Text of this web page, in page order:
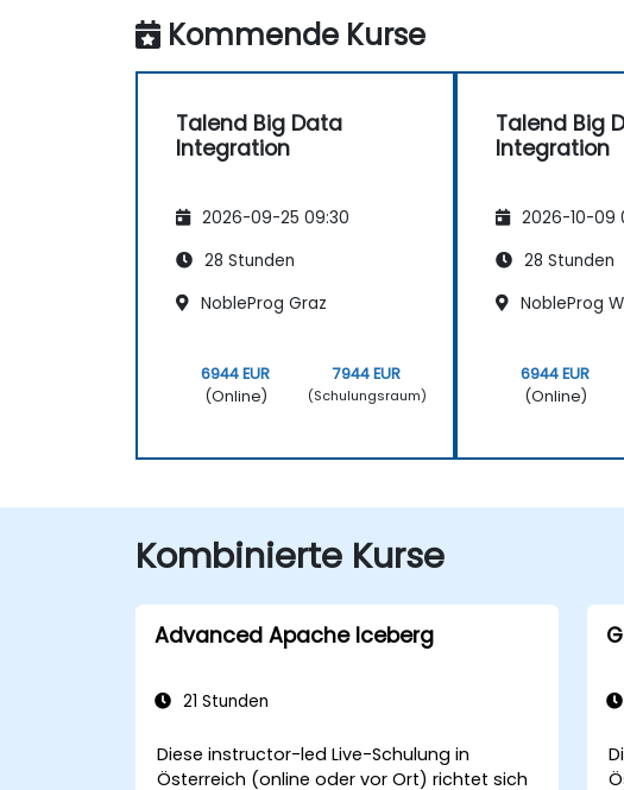
Kommende Kurse
Talend Big Data
Integration
2026-09-25 09:30
28 Stunden
NobleProg Graz
6944 EUR
(Online)
7944 EUR
(Schulungsraum)
Talend Big
Integration
2026-10-09
28 Stunden
NobleProg
6944 EUR
(Online)
Kombinierte Kurse
Advanced Apache Iceberg
21 Stunden
Diese instructor-led Live-Schulung in
Österreich (online oder vor Ort) richtet sich